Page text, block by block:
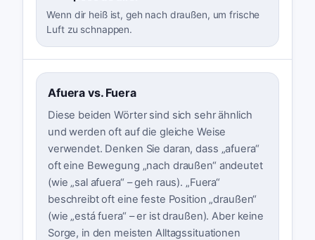
Wenn dir heiß ist, geh nach draußen, um frische
Luft zu schnappen.
Afuera vs. Fuera
Diese beiden Wörter sind sich sehr ähnlich
und werden oft auf die gleiche Weise
verwendet. Denken Sie daran, dass „afuera“
oft eine Bewegung „nach draußen“ andeutet
(wie „sal afuera“ – geh raus). „Fuera“
beschreibt oft eine feste Position „draußen“
(wie „está fuera“ – er ist draußen). Aber keine
Sorge, in den meisten Alltagssituationen